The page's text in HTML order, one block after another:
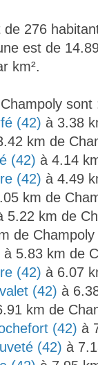
276
est de
km².
sont
(42) à 3.38
km de
(42) à 4.14
(42) à 4.49
km de
5.22 km de
de Champoly
à 5.83 km de
(42) à 6.07
(42) à
km de
(42) à
(42) à